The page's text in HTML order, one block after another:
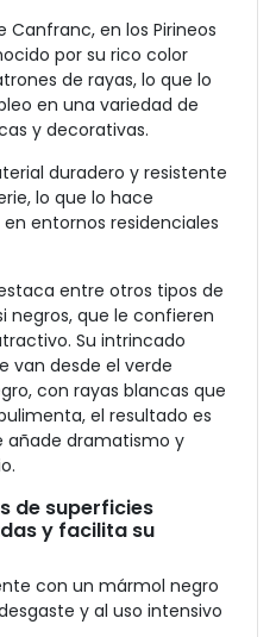
en los Pirineos
por su rico color
de rayas, lo que lo
en una variedad de
y decorativas.
duradero y resistente
lo que lo hace
entornos residenciales
entre otros tipos de
negros, que le confieren
Su intrincado
van desde el verde
con rayas blancas que
el resultado es
añade dramatismo y
de superficies
y facilita su
con un mármol negro
y al uso intensivo